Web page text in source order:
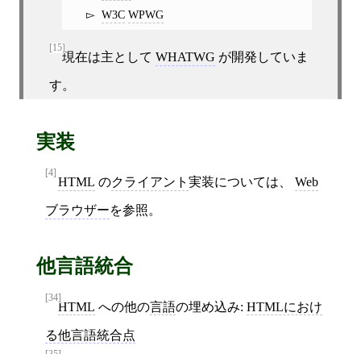
W3C WPWG
[15]
現在は主として WHATWG が開発していま
す。
実装
[4]
HTML のクライアント 実装については、 Web
ブラウザーを参照。
他言語統合
[34]
HTML への他の言語の埋め込み: HTMLにおけ
る他言語統合点